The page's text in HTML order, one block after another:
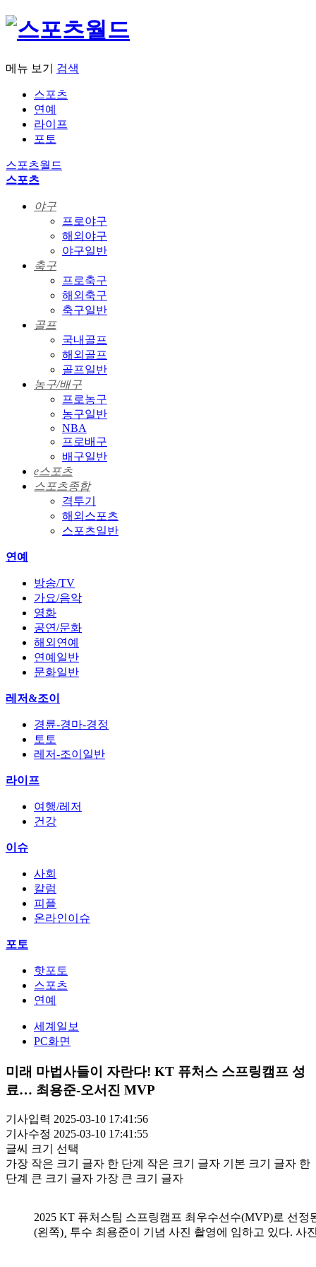
메뉴 보기 검색
스포츠
연예
라이프
포토
스포츠월드
스포츠
야구
프로야구
해외야구
야구일반
축구
프로축구
해외축구
축구일반
골프
국내골프
해외골프
골프일반
농구/배구
프로농구
농구일반
NBA
프로배구
배구일반
e스포츠
스포츠종합
격투기
해외스포츠
스포츠일반
연예
방송/TV
가요/음악
영화
공연/문화
해외연예
연예일반
문화일반
레저&조이
경륜-경마-경정
토토
레저-조이일반
라이프
여행/레저
건강
이슈
사회
칼럼
피플
온라인이슈
포토
핫포토
스포츠
연예
세계일보
PC화면
미래 마법사들이 자란다! KT 퓨처스 스프링캠프 성
료… 최용준-오서진 MVP
기사입력 2025-03-10 17:41:56
기사수정 2025-03-10 17:41:55
글씨 크기 선택
가장 작은 크기 글자 한 단계 작은 크기 글자 기본 크기 글자 한
단계 큰 크기 글자 가장 큰 크기 글자
2025 KT 퓨처스팀 스프링캠프 최우수선수(MVP)로 선정
(왼쪽)¸ 투수 최용준이 기념 사진 촬영에 임하고 있다. 사